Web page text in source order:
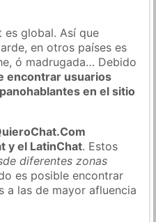
es global. Así que
en otros países es
ó madrugada… Debido
encontrar usuarios
en el sitio
y el LatinChat. Estos
diferentes zonas
es posible encontrar
a las de mayor afluencia